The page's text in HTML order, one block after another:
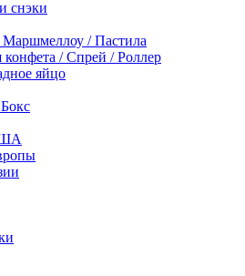
снэки
Маршмеллоу / Пастила
/ Спрей / Роллер
яйцо